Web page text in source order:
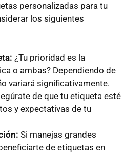
personalizadas para tu
los siguientes
¿Tu prioridad es la
o ambas? Dependiendo de
variará significativamente.
de que tu etiqueta esté
y expectativas de tu
Si manejas grandes
de etiquetas en